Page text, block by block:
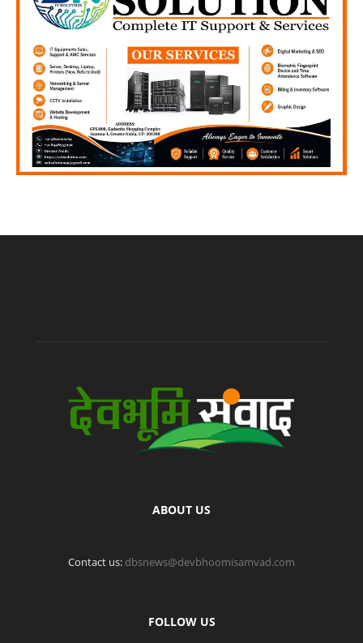
ABOUT US
Contact us: dbsnews@devbhoomisamvad.com
FOLLOW US